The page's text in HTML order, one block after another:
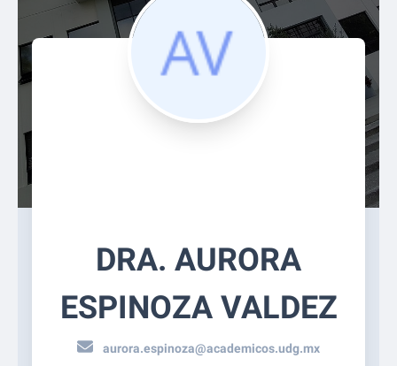
DRA. AURORA
ESPINOZA VALDEZ
aurora.espinoza@academicos.udg.mx